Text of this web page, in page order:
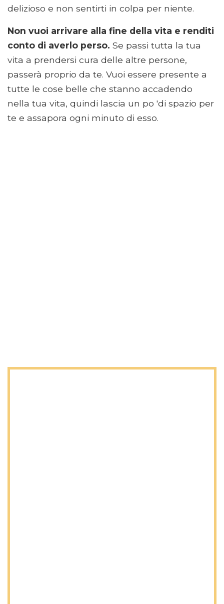
delizioso e non sentirti in colpa per niente.
Non vuoi arrivare alla fine della vita e renditi
conto di averlo perso. Se passi tutta la tua
vita a prendersi cura delle altre persone,
passerà proprio da te. Vuoi essere presente a
tutte le cose belle che stanno accadendo
nella tua vita, quindi lascia un po 'di spazio per
te e assapora ogni minuto di esso.